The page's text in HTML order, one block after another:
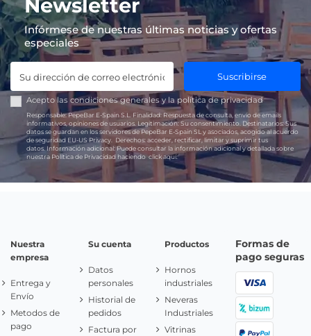
Newsletter
Infórmese de nuestras últimas noticias y ofertas
especiales
Suscribirse
Acepto las condiciones generales y lapolítica de privacidad
Responsable:PepeBar E-Spain S.L. Finalidad: Respuesta de consulta, envío de emails
informativos, opiniones de usuarios. Legitimación: Su consentimiento. Destinatarios: Sus
datos se guardan en los servidores de PepeBar E-Spain SL y asociados, acogido al acuerdo
de seguridad EU-US Privacy.
Derechos: acceder, rectificar, limitar y suprimir tus
datos. Información adicional:Puede consultar la información adicional y detallada sobre
nuestra Política de Privacidad haciendoclick aquí.
Nuestra
empresa
Entrega y
Envío
Metodos de
pago
Su cuenta
Datos
personales
Historial de
pedidos
Factura por
Productos
Hornos
industriales
Neveras
Industriales
Vitrinas
Formas de
pago seguras